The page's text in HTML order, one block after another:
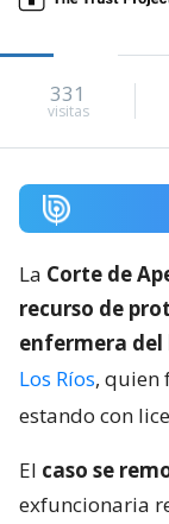
331
visitas
La Corte de
recurso de
enfermera
Los Ríos, quien
estando con
El caso se
exfuncionaria